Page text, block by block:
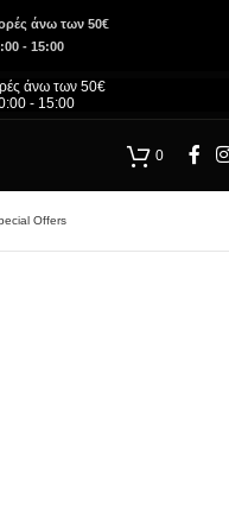
άνω των 50€
- 15:00
άνω των 50€
- 15:00
0
Offers